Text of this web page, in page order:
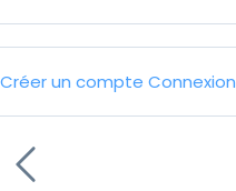
Créer un compte Connexion